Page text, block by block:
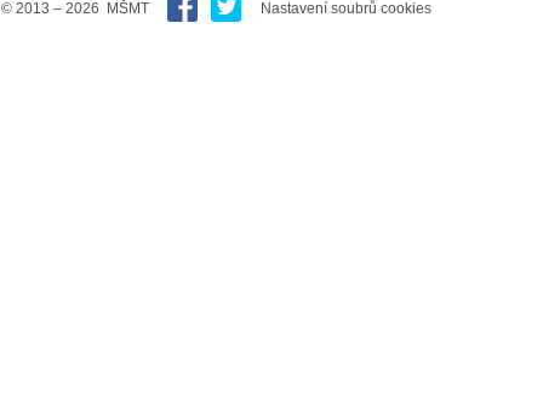
© 2013 – 2026 MŠMT Nastavení soubrů cookies